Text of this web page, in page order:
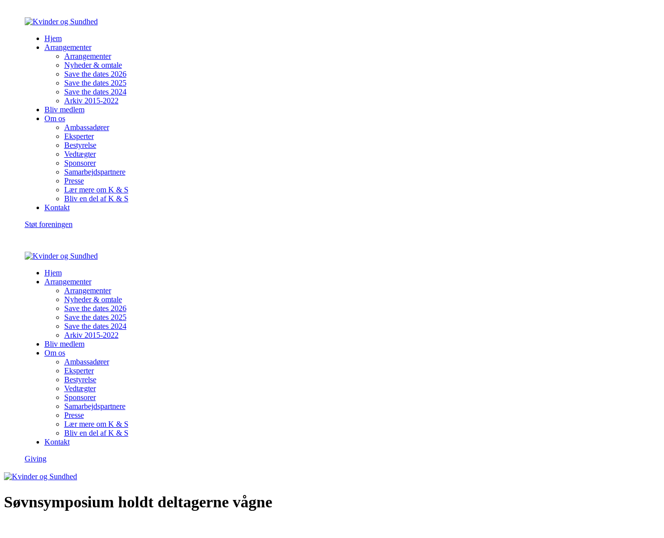
Hjem
Arrangementer
Arrangementer
Nyheder & omtale
Save the dates 2026
Save the dates 2025
Save the dates 2024
Arkiv 2015-2022
Bliv medlem
Om os
Ambassadører
Eksperter
Bestyrelse
Vedtægter
Sponsorer
Samarbejdspartnere
Presse
Lær mere om K & S
Bliv en del af K & S
Kontakt
Støt foreningen
Hjem
Arrangementer
Arrangementer
Nyheder & omtale
Save the dates 2026
Save the dates 2025
Save the dates 2024
Arkiv 2015-2022
Bliv medlem
Om os
Ambassadører
Eksperter
Bestyrelse
Vedtægter
Sponsorer
Samarbejdspartnere
Presse
Lær mere om K & S
Bliv en del af K & S
Kontakt
Giving
Søvnsymposium holdt deltagerne vågne